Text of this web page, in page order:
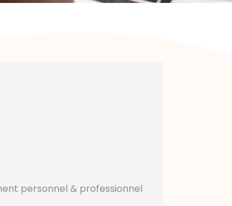
personnel & professionnel